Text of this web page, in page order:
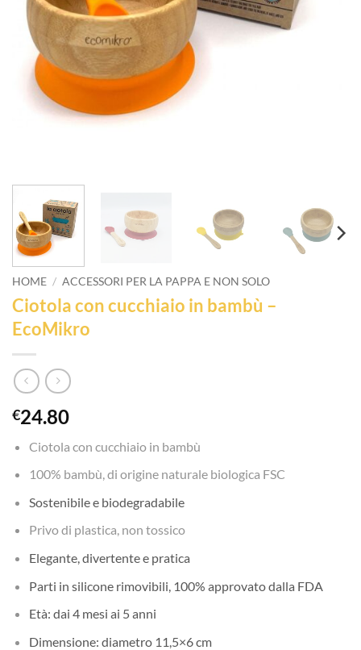
HOME / ACCESSORI PER LA PAPPA E NON SOLO
Ciotola con cucchiaio in bambù –
EcoMikro
€24.80
Ciotola con cucchiaio in bambù
100% bambù, di origine naturale biologica FSC
Sostenibile e biodegradabile
Privo di plastica, non tossico
Elegante, divertente e pratica
Parti in silicone rimovibili, 100% approvato dalla FDA
Età: dai 4 mesi ai 5 anni
Dimensione: diametro 11,5×6 cm